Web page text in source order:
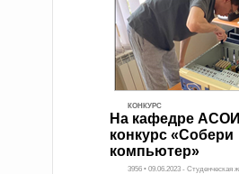
КОНКУРС
На кафедре
конкурс «Собери
компьютер»
3956 • 09.06.2023 - Студенческая